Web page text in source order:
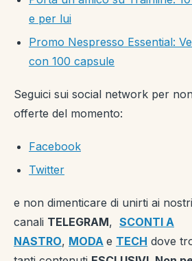
e per lui
Promo Nespresso Essential:
con 100 capsule
Seguici sui social network per
offerte del momento:
Facebook
Twitter
e non dimenticare di unirti ai nostri
canali TELEGRAM, SCONTI A
NASTRO, MODA e TECH dove